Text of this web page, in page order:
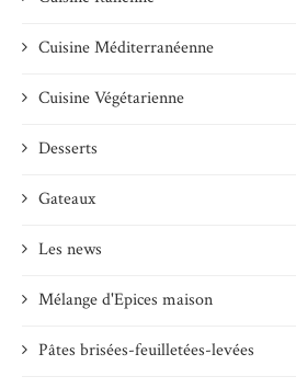
Cuisine Méditerranéenne
Cuisine Végétarienne
Desserts
Gateaux
Les news
Mélange d'Epices maison
Pâtes brisées-feuilletées-levées